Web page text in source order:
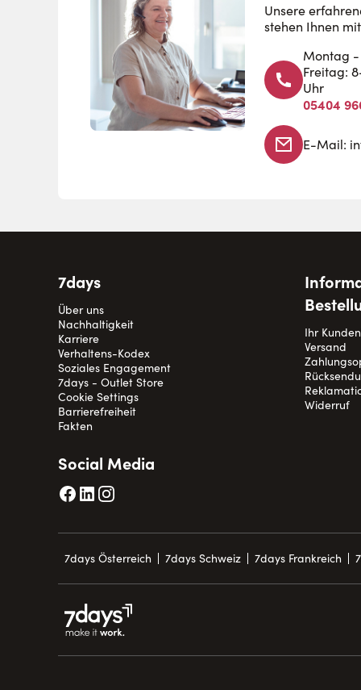
Unsere
stehen Ihnen
Montag -
Freitag:
Uhr
05404
E-Mail:
7days
Über uns
Nachhaltigkeit
Karriere
Verhaltens-Kodex
Soziales Engagement
7days - Outlet Store
Cookie Settings
Barrierefreiheit
Fakten
Ihr
Versand
Widerruf
Social Media
7days Österreich 7days Schweiz 7days Frankreich